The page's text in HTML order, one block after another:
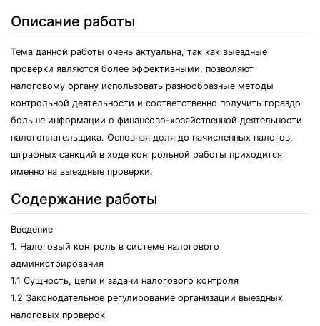
Описание работы
Тема данной работы очень актуальна, так как выездные
проверки являются более эффективными, позволяют
налоговому органу использовать разнообразные методы
контрольной деятельности и соответственно получить гораздо
больше информации о финансово-хозяйственной деятельности
налогоплательщика. Основная доля до начисленных налогов,
штрафных санкций в ходе контрольной работы приходится
именно на выездные проверки.
Содержание работы
Введение
1. Налоговый контроль в системе налогового
администрирования
1.1 Сущность, цели и задачи налогового контроля
1.2 Законодательное регулирование организации выездных
налоговых проверок